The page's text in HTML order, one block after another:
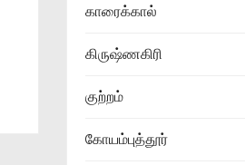
காரைக்கால்
கிருஷ்ணகிரி
குற்றம்
கோயம்புத்தூர்